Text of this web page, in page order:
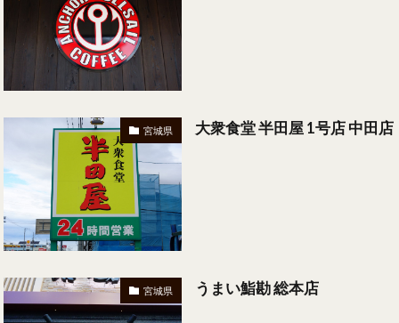
宮城県 大衆食堂 半田屋 1号店 中田店
宮城県 うまい鮨勘 総本店